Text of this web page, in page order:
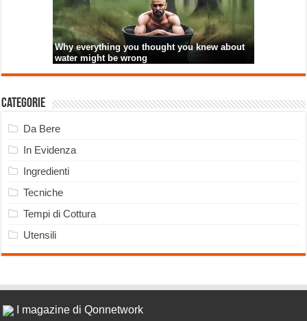
Categorie
Da Bere
In Evidenza
Ingredienti
Tecniche
Tempi di Cottura
Utensili
I magazine di Qonnetwork